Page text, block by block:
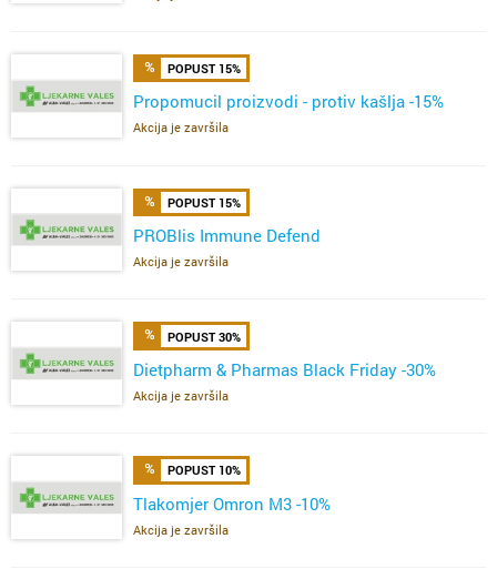
POPUST 15%
Propomucil proizvodi - protiv kašlja -15%
Akcija je završila
POPUST 15%
PROBlis Immune Defend
Akcija je završila
POPUST 30%
Dietpharm & Pharmas Black Friday -30%
Akcija je završila
POPUST 10%
Tlakomjer Omron M3 -10%
Akcija je završila